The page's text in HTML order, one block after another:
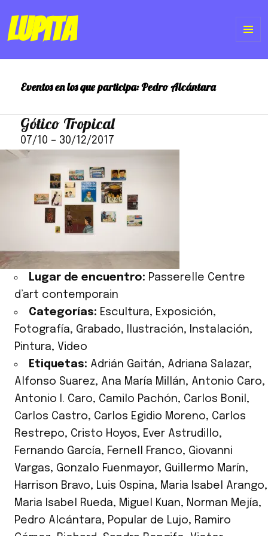
Lupita
Eventos en los que participa:Pedro Alcántara
Gótico Tropical
07/10 – 30/12/2017
Lugar de encuentro: Passerelle Centre
d’art contemporain
Categorías: Escultura, Exposición,
Fotografía, Grabado, Ilustración, Instalación,
Pintura, Video
Etiquetas: Adrián Gaitán, Adriana Salazar,
Alfonso Suarez, Ana María Millán, Antonio Caro,
Antonio I. Caro, Camilo Pachón, Carlos Bonil ,
Carlos Castro, Carlos Egidio Moreno, Carlos
Restrepo, Cristo Hoyos, Ever Astrudillo,
Fernando García, Fernell Franco, Giovanni
Vargas, Gonzalo Fuenmayor, Guillermo Marín,
Harrison Bravo, Luis Ospina, Maria Isabel Arango,
Maria Isabel Rueda, Miguel Kuan, Norman Mejía,
Pedro Alcántara, Popular de Lujo, Ramiro